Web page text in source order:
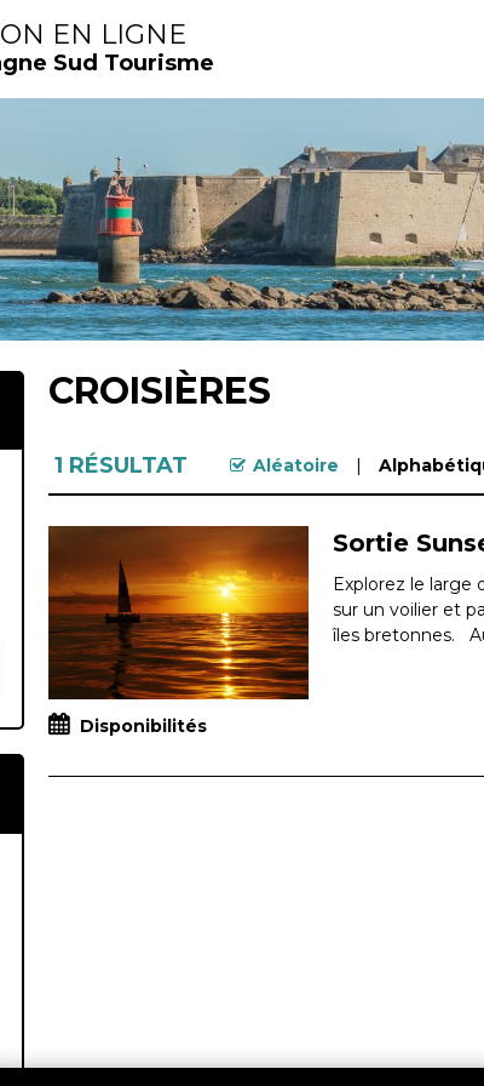
EN LIGNE
Sud Tourisme
CROISIÈRES
1 RÉSULTAT Aléatoire
Sortie
Explorez le large
sur un voilier et
îles bretonnes.
Disponibilités